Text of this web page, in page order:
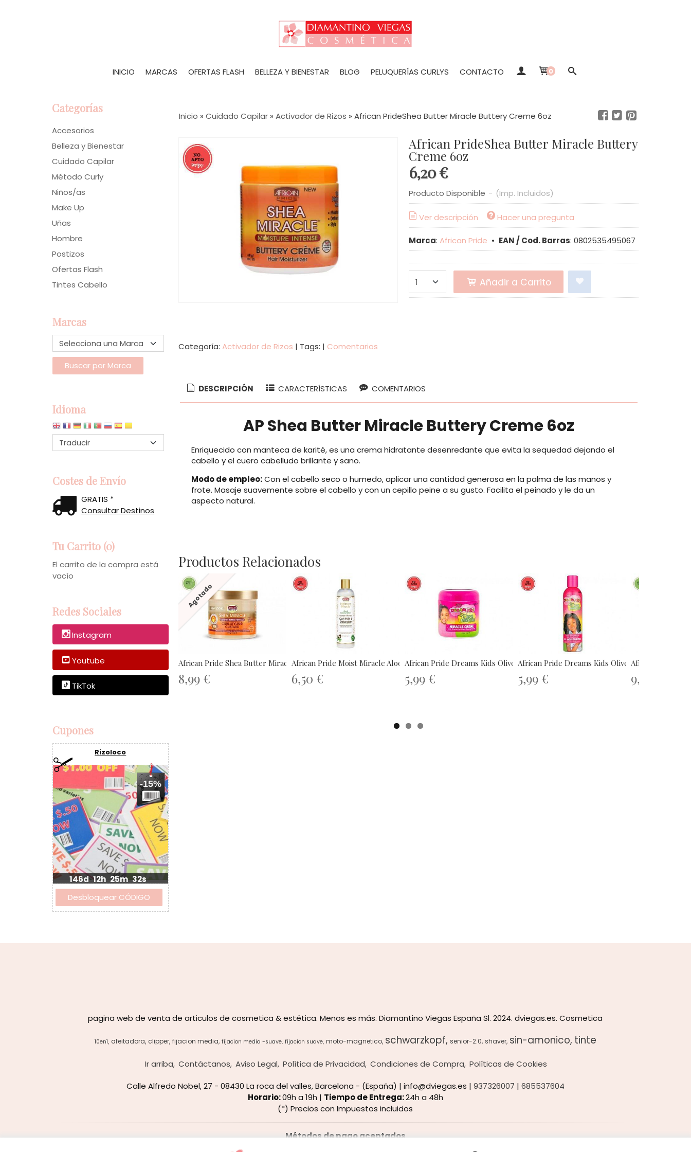
INICIO MARCAS OFERTAS FLASH BELLEZA Y BIENESTAR BLOG PELUQUERÍAS CURLYS CONTACTO 0
Categorías
Accesorios
Belleza y Bienestar
Cuidado Capilar
Método Curly
Niños/as
Make Up
Uñas
Hombre
Postizos
Ofertas Flash
Tintes Cabello
Marcas
Idioma
Costes de Envío
GRATIS *
Consultar Destinos
Tu Carrito (0)
El carrito de la compra está
vacío
Redes Sociales
Instagram
Youtube
TikTok
Cupones
Rizoloco
-15%
146d 12h 25m 32s
Inicio » Cuidado Capilar» Activador de Rizos » African PrideShea Butter Miracle Buttery Creme 6oz
African PrideShea Butter Miracle Buttery
Creme 6oz
6,20 €
Producto Disponible - (Imp. Incluidos)
Ver descripción Hacer una pregunta
Marca: African Pride • EAN / Cod. Barras: 0802535495067
Añadir a Carrito
Categoría: Activador de Rizos | Tags: | Comentarios
DESCRIPCIÓN CARACTERÍSTICAS COMENTARIOS
AP Shea Butter Miracle Buttery Creme 6oz
Enriquecido con manteca de karité, es una crema hidratante desenredante que evita la sequedad dejando el
cabello y el cuero cabelludo brillante y sano.
Modo de empleo:Con el cabello seco o humedo, aplicar una cantidad generosa en la palma de las manos y
frote. Masaje suavemente sobre el cabello y con un cepillo peine a su gusto. Facilita el peinado y le da un
aspecto natural.
Productos Relacionados
Agotado
African Pride Shea Butter Miracle...
8,99 €
African Pride Moist Miracle Aloe &...
6,50 €
African Pride Dreams Kids Olive...
5,99 €
African Pride Dreams Kids Olive...
5,99 €
African Pride
9,99 €
pagina web de venta de articulos de cosmetica & estética. Menos es más. Diamantino Viegas España Sl. 2024. dviegas.es. Cosmetica
10en1 afeitadora clipper fijacion media fijacion media -suave fijacion suave moto-magnetico schwarzkopf senior-2.0 shaver sin-amonico tinte
Ir arriba Contáctanos Aviso Legal Política de Privacidad Condiciones de Compra Políticas de Cookies
Calle Alfredo Nobel, 27 - 08430 La roca del valles, Barcelona - (España) | info@dviegas.es | 937326007 | 685537604
Horario:09h a 19h | Tiempo de Entrega:24h a 48h
(*) Precios con Impuestos incluidos
Métodos de pago aceptados